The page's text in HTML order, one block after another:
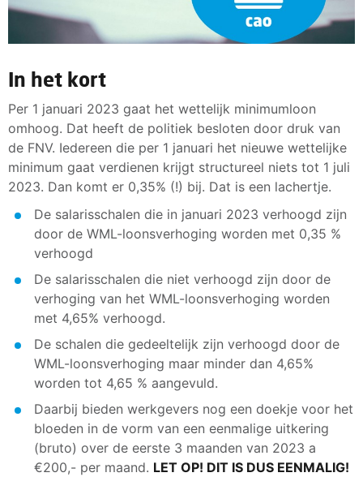
In het kort
Per 1 januari 2023 gaat het wettelijk minimumloon
omhoog. Dat heeft de politiek besloten door druk van
de FNV. Iedereen die per 1 januari het nieuwe wettelijke
minimum gaat verdienen krijgt structureel niets tot 1 juli
2023. Dan komt er 0,35% (!) bij. Dat is een lachertje.
De salarisschalen die in januari 2023 verhoogd zijn
door de WML-loonsverhoging worden met 0,35 %
verhoogd
De salarisschalen die niet verhoogd zijn door de
verhoging van het WML-loonsverhoging worden
met 4,65% verhoogd.
De schalen die gedeeltelijk zijn verhoogd door de
WML-loonsverhoging maar minder dan 4,65%
worden tot 4,65 % aangevuld.
Daarbij bieden werkgevers nog een doekje voor het
bloeden in de vorm van een eenmalige uitkering
(bruto) over de eerste 3 maanden van 2023 a
€200,- per maand. LET OP! DIT IS DUS EENMALIG!